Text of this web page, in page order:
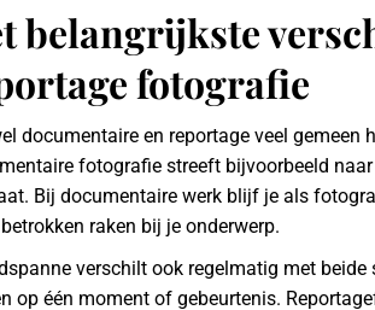
belangrijkste
fotografie
documentaire en reportage veel gemeen
fotografie streeft bijvoorbeeld
Bij documentaire werk blijf je als
raken bij je onderwerp.
verschilt ook regelmatig met
op één moment of gebeurtenis.